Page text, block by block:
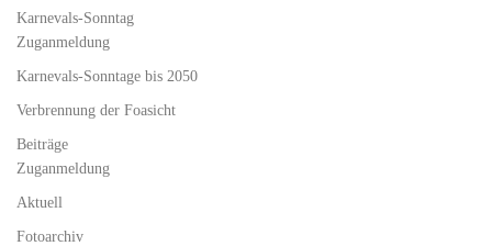
Karnevals-Sonntag
Zuganmeldung
Karnevals-Sonntage bis 2050
Verbrennung der Foasicht
Beiträge
Zuganmeldung
Aktuell
Fotoarchiv